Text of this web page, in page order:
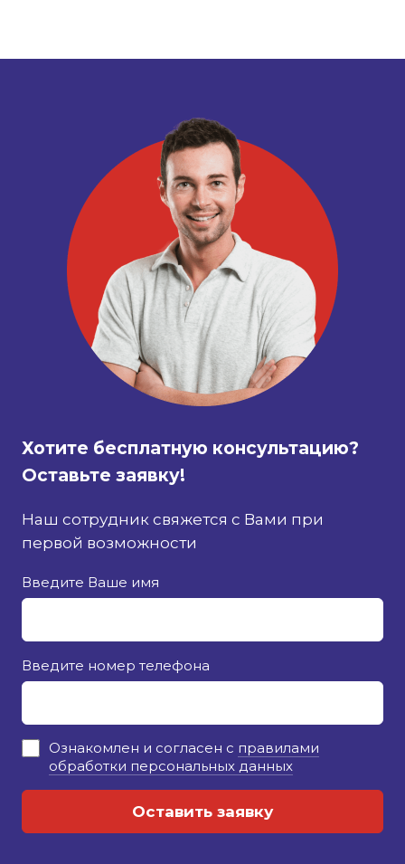
Хотите бесплатную консультацию?
Оставьте заявку!
Наш сотрудник свяжется с Вами при
первой возможности
Введите Ваше имя
Введите номер телефона
Ознакомлен и согласен с правилами
обработки персональных данных